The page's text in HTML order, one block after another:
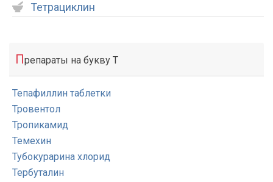
Тетрациклин
Препараты на букву Т
Тепафиллин таблетки
Тровентол
Тропикамид
Темехин
Тубокурарина хлорид
Тербуталин